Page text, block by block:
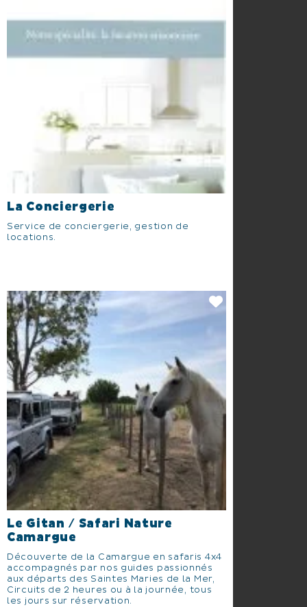
La Conciergerie
Service de conciergerie, gestion de
locations.
Le Gitan / Safari Nature
Camargue
Découverte de la Camargue en safaris 4x4
accompagnés par nos guides passionnés
aux départs des Saintes Maries de la Mer,
Circuits de 2 heures ou à la journée, tous
les jours sur réservation.